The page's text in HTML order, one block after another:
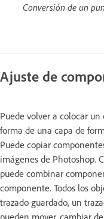
Conversión de un
Ajuste de
Puede volver a colocar
forma de una capa de
Puede copiar
imágenes de Photoshop.
puede combinar
componente. Todos los
trazado guardado, un
pueden mover, cambiar